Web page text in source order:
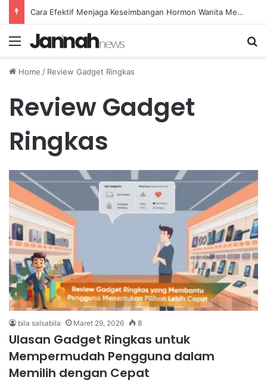
Cara Efektif Menjaga Keseimbangan Hormon Wanita Menjelang Menopause
Menu
Home / Review Gadget Ringkas
Review Gadget
Ringkas
bila salsabila Maret 29, 2026 8
Ulasan Gadget Ringkas untuk
Mempermudah Pengguna dalam
Memilih dengan Cepat